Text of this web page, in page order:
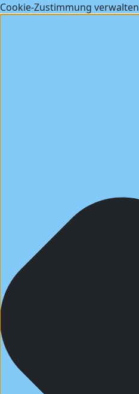
Cookie-Zustimmung verwalten